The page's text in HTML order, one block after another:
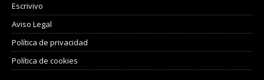
Escrivivo
Aviso Legal
Política de privacidad
Política de cookies